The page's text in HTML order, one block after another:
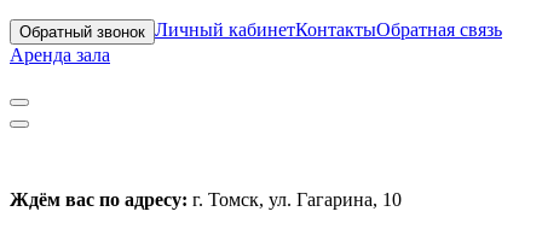
Обратный звонок Личный кабинетКонтактыОбратная связь
Аренда зала
Ждём вас по адресу: г. Томск, ул. Гагарина, 10